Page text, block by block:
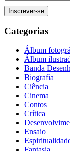
Categorias
Álbum
Álbum
Banda
Biografia
Ciência
Cinema
Contos
Crítica
Ensaio